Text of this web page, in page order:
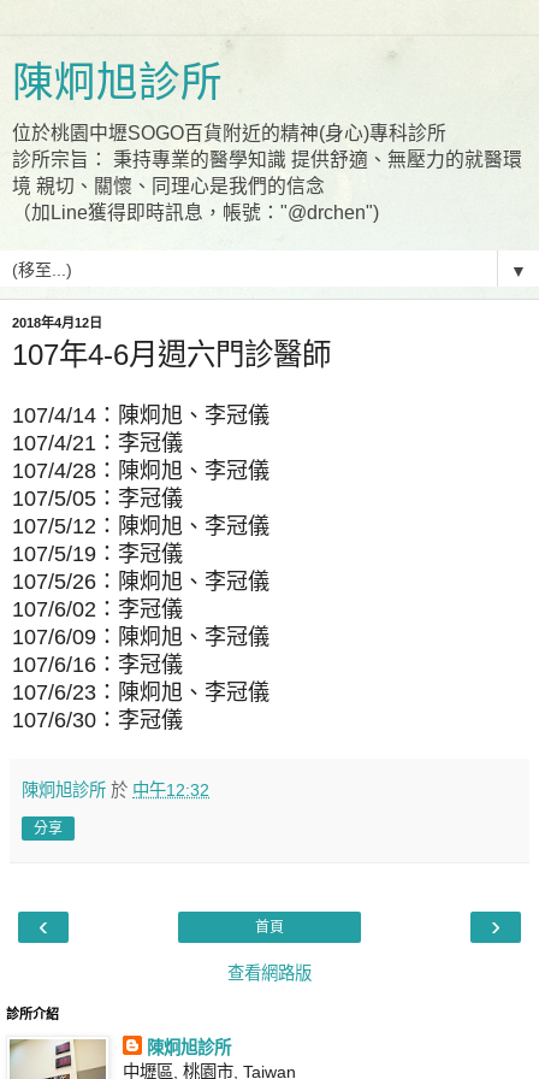
陳炯旭診所
位於桃園中壢SOGO百貨附近的精神(身心)專科診所
診所宗旨： 秉持專業的醫學知識 提供舒適、無壓力的就醫環
境 親切、關懷、同理心是我們的信念
（加Line獲得即時訊息，帳號："@drchen")
▼
2018年4月12日
107年4-6月週六門診醫師
107/4/14：陳炯旭、李冠儀
107/4/21：李冠儀
107/4/28：陳炯旭、李冠儀
107/5/05：李冠儀
107/5/12：陳炯旭、李冠儀
107/5/19：李冠儀
107/5/26：陳炯旭、李冠儀
107/6/02：李冠儀
107/6/09：陳炯旭、李冠儀
107/6/16：李冠儀
107/6/23：陳炯旭、李冠儀
107/6/30：李冠儀
陳炯旭診所 於 中午12:32
分享
‹ ›
首頁
查看網路版
診所介紹
陳炯旭診所
中壢區, 桃園市, Taiwan